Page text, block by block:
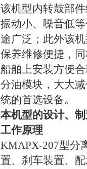
该机型内转鼓部
振动小、噪音低
途广泛；此外该
保养维修便捷，
船舶上安装方便
分油模块，大大
统的首选设备。
本机型的设计、
工作原理
KMAPX-207型分
置、刹车装置、